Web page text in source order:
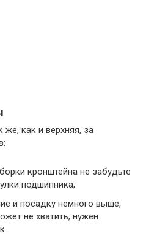
же, как и верхняя, за
кронштейна не забудьте
подшипника;
и посадку немного выше,
не хватить, нужен